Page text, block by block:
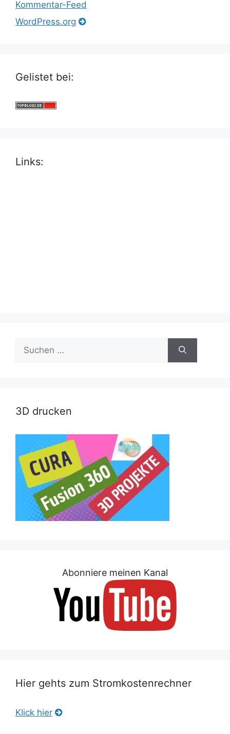
Kommentar-Feed
WordPress.org
Gelistet bei:
Links:
nach:
3D drucken
Abonniere meinen Kanal
Hier gehts zum Stromkostenrechner
Klick hier